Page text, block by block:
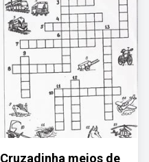
meios de